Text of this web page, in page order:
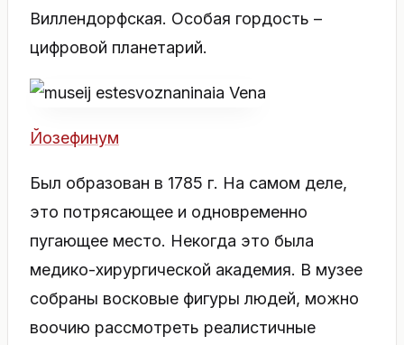
Виллендорфская. Особая гордость –
цифровой планетарий.
Йозефинум
Был образован в 1785 г. На самом деле,
это потрясающее и одновременно
пугающее место. Некогда это была
медико-хирургической академия. В музее
собраны восковые фигуры людей, можно
воочию рассмотреть реалистичные